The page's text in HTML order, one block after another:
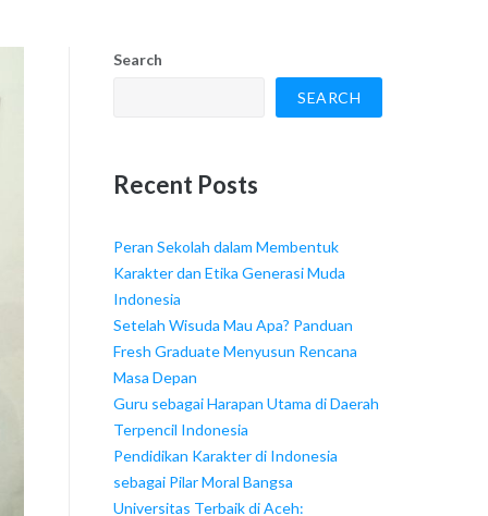
Search
SEARCH
Recent Posts
Peran Sekolah dalam Membentuk
Karakter dan Etika Generasi Muda
Indonesia
Setelah Wisuda Mau Apa? Panduan
Fresh Graduate Menyusun Rencana
Masa Depan
Guru sebagai Harapan Utama di Daerah
Terpencil Indonesia
Pendidikan Karakter di Indonesia
sebagai Pilar Moral Bangsa
Universitas Terbaik di Aceh: